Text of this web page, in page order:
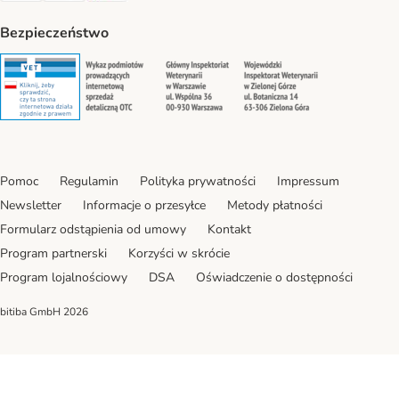
Bezpieczeństwo
Security Security Security
Pomoc Regulamin Polityka prywatności
Impressum
Newsletter
Informacje o przesyłce
Metody płatności
Formularz odstąpienia od umowy
Kontakt
Program partnerski
Korzyści w skrócie
Program lojalnościowy
DSA Oświadczenie o dostępności
bitiba GmbH 2026